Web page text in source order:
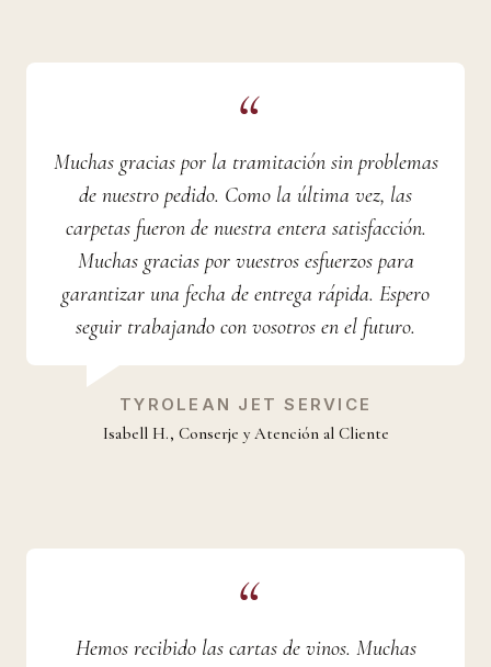
Muchas gracias por la tramitación sin problemas
de nuestro pedido. Como la última vez, las
carpetas fueron de nuestra entera satisfacción.
Muchas gracias por vuestros esfuerzos para
garantizar una fecha de entrega rápida. Espero
seguir trabajando con vosotros en el futuro.
TYROLEAN JET SERVICE
Isabell H., Conserje y Atención al Cliente
Hemos recibido las cartas de vinos. Muchas